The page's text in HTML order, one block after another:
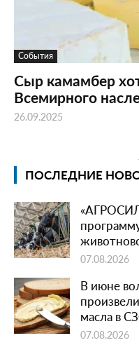
События
Сыр камамбер
Всемирного
26.09.2025
ПОСЛЕДНИЕ
07.08.2026
В июне
масла в
07.08.2026